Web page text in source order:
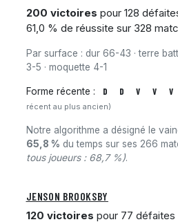
200 victoires pour 128
61,0 % de réussite sur 328
Par surface : dur 66-43 · terre
3-5 · moquette 4-1
Forme récente : D D V V V
récent au plus ancien)
Notre algorithme a désigné le
65,8 % du temps sur ses 266
tous joueurs : 68,7 %).
JENSON BROOKSBY
120 victoires pour 77 défaites